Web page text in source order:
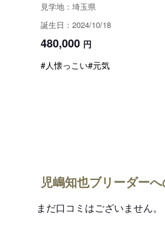
見学地：埼玉県
誕生日：2024/10/18
480,000 円
#人懐っこい#元気
児嶋知也ブリーダーへ
まだ口コミはございません。